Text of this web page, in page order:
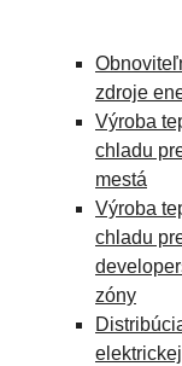
zdroje
Výroba
chladu
mestá
Výroba
chladu
zóny
elektrickej